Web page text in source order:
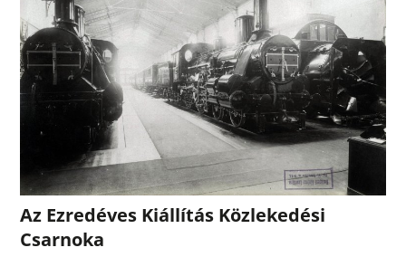
Az Ezredéves Kiállítás Közlekedési
Csarnoka